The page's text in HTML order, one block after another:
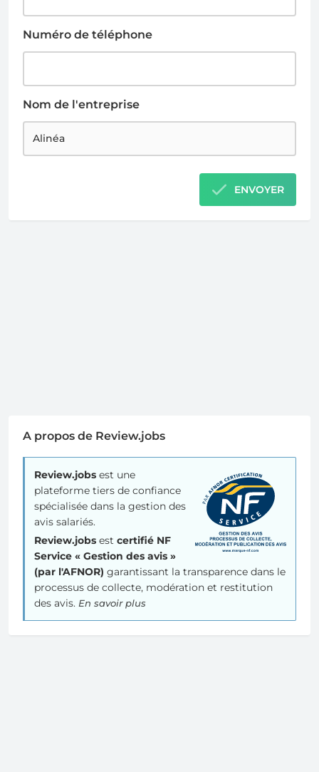
Numéro de téléphone
Nom de l'entreprise
ENVOYER
A propos de Review.jobs
Review.jobs est une
plateforme tiers de confiance
spécialisée dans la gestion des
avis salariés.
Review.jobs est certifié NF
Service « Gestion des avis »
(par l'AFNOR) garantissant la transparence dans le
processus de collecte, modération et restitution
des avis. En savoir plus